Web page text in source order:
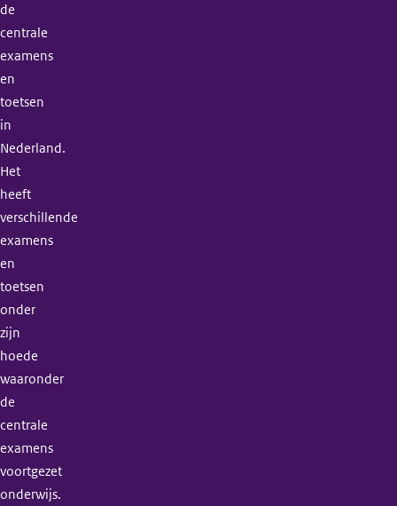
de
centrale
examens
en
toetsen
in
Nederland.
Het
heeft
verschillende
examens
en
toetsen
onder
zijn
hoede
waaronder
de
centrale
examens
voortgezet
onderwijs.